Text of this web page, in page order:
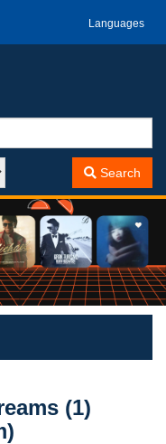
Languages
Search
(1)